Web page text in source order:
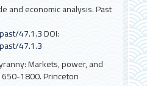
and economic analysis. Past
47.1.3DOI:
47.1.3
Markets, power, and
1800. Princeton